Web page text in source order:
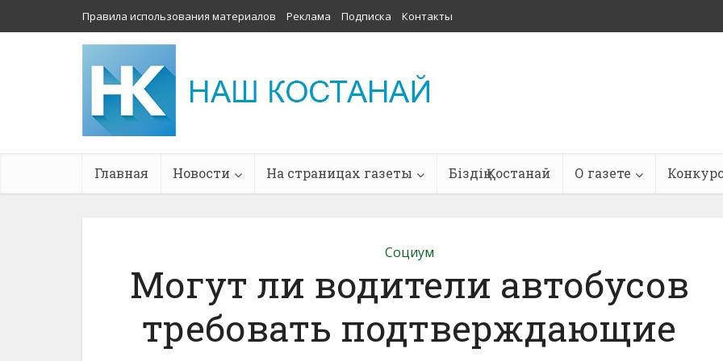
Правила использования материалов Реклама Подписка Контакты
Главная Новости На страницах газеты Біздің Қостанай О газете
Социум
Могут ли водители автобусов
требовать подтверждающие